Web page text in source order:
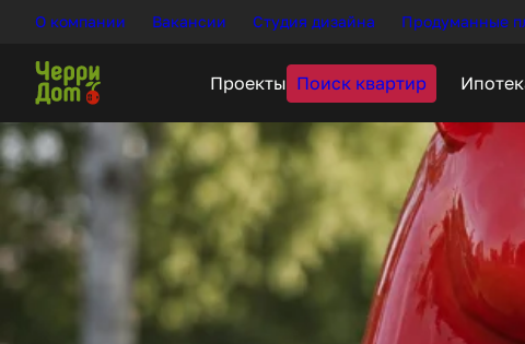
О компании Вакансии Студия дизайна Продуманные
Проекты Поиск квартир